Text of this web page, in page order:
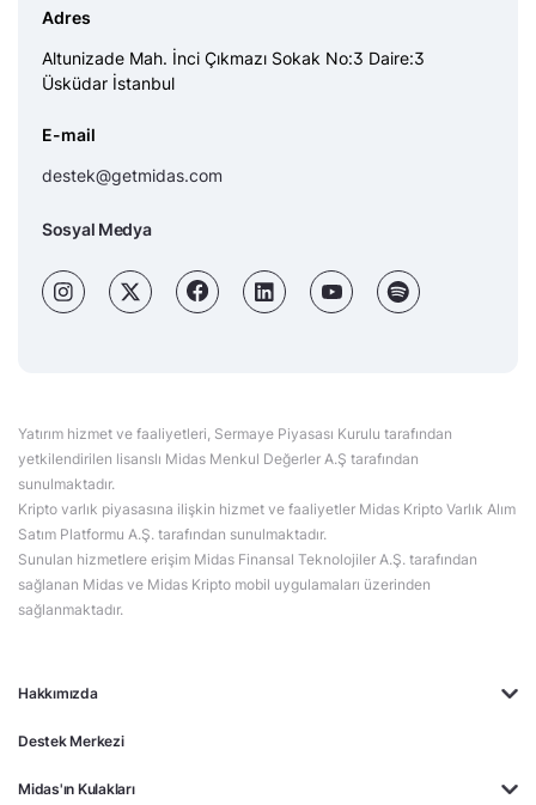
Hakkımızda
Destek Merkezi
Midas'ın Kulakları
Adres
Altunizade Mah. İnci Çıkmazı Sokak No:3 Daire:3
Üsküdar İstanbul
E-mail
destek@getmidas.com
Sosyal Medya
Yatırım hizmet ve faaliyetleri, Sermaye Piyasası Kurulu tarafından
yetkilendirilen lisanslı Midas Menkul Değerler A.Ş tarafından
sunulmaktadır.
Kripto varlık piyasasına ilişkin hizmet ve faaliyetler Midas Kripto Varlık Alım
Satım Platformu A.Ş. tarafından sunulmaktadır.
Sunulan hizmetlere erişim Midas Finansal Teknolojiler A.Ş. tarafından
sağlanan Midas ve Midas Kripto mobil uygulamaları üzerinden
sağlanmaktadır.